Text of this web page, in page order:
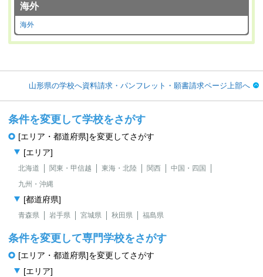
海外
海外
山形県の学校へ資料請求・パンフレット・願書請求ページ上部へ
条件を変更して学校をさがす
[エリア・都道府県]を変更してさがす
[エリア]
北海道 関東・甲信越 東海・北陸 関西
中国・四国
九州・沖縄
[都道府県]
青森県 岩手県 宮城県 秋田県 福島県
条件を変更して専門学校をさがす
[エリア・都道府県]を変更してさがす
[エリア]